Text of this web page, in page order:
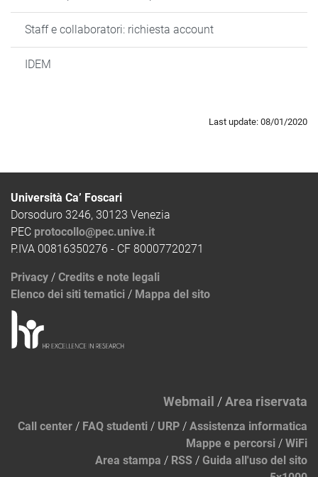
Staff e collaboratori: richiesta account
IDEM
Last update: 08/01/2020
Università Ca’ Foscari
Dorsoduro 3246, 30123 Venezia
PEC protocollo@pec.unive.it
P.IVA 00816350276 - CF 80007720271
Privacy / Credits e note legali
Elenco dei siti tematici / Mappa del sito
Webmail /Area riservata
Call center / FAQ studenti / URP / Assistenza informatica
Mappe e percorsi / WiFi
Area stampa / RSS / Guida all'uso del sito